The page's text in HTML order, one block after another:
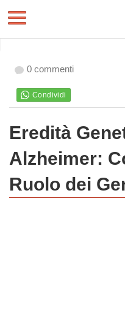
0 commenti
Eredità
Alzheimer:
Ruolo dei